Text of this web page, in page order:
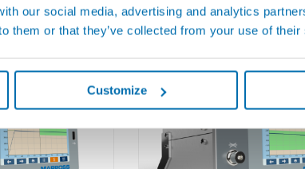
our social media, advertising and analytics
them or that they’ve collected from your use of
Customize